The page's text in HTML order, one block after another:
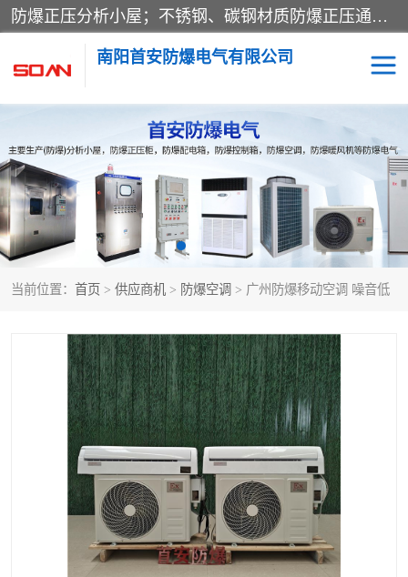
防爆正压分析小屋；不锈钢、碳钢材质防爆正压通风柜，分上下、左右、外挂三种款式；立式、挂式防爆配电柜体；不锈钢、碳钢防爆变频、磁力、星三角启动器；不锈钢、碳钢、铸铝防爆控制箱柜；可操作按键、多块式防爆仪表箱；多材质防爆接线箱；台式防爆电脑、防爆监视器。产品适配石油、化工、煤炭、电力、纺织、酿酒、航天、铁路、冶金、船舶、消防、市政等多行业工况使用。
南阳首安防爆电气有限公司
当前位置： 首页 > 供应商机 > 防爆空调 > 广州防爆移动空调 噪音低
防爆小屋 防爆正压柜
防爆空调 防爆配电箱
防爆控制箱 防爆接线箱
防爆操作柱 防爆监视显示器
防爆检修箱 防爆暖风机